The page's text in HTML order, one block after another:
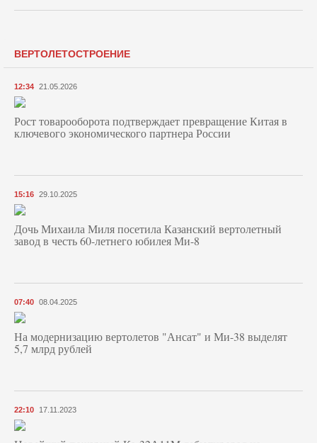
ВЕРТОЛЕТОСТРОЕНИЕ
12:34 21.05.2026
Рост товарооборота подтверждает превращение Китая в
ключевого экономического партнера России
15:16 29.10.2025
Дочь Михаила Миля посетила Казанский вертолетный
завод в честь 60-летнего юбилея Ми-8
07:40 08.04.2025
На модернизацию вертолетов "Ансат" и Ми-38 выделят
5,7 млрд рублей
22:10 17.11.2023